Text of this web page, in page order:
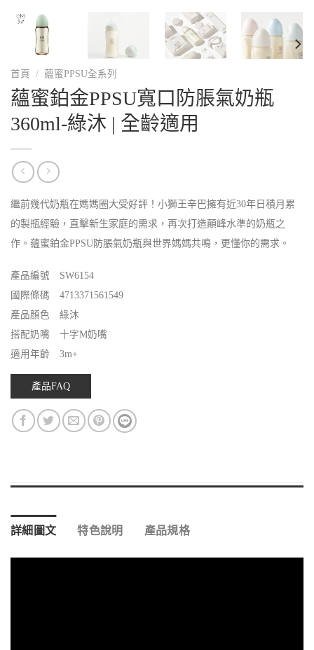
首頁 / 蘊蜜PPSU全系列
蘊蜜鉑金PPSU寬口防脹氣奶瓶
360ml-綠沐 | 全齡適用
繼前幾代奶瓶在媽媽圈大受好評！小獅王辛巴擁有近30年日積月累
的製瓶經驗，直擊新生家庭的需求，再次打造顛峰水準的奶瓶之
作。蘊蜜鉑金PPSU防脹氣奶瓶與世界媽媽共鳴，更懂你的需求。
產品編號 SW6154
國際條碼 4713371561549
產品顏色 綠沐
搭配奶嘴 十字M奶嘴
適用年齡 3m+
產品FAQ
詳細圖文 特色說明 產品規格